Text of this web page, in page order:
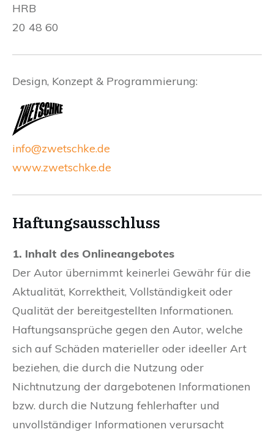
HRB
20 48 60
Design, Konzept & Programmierung:
info@zwetschke.de
www.zwetschke.de
Haftungsausschluss
1. Inhalt des Onlineangebotes
Der Autor übernimmt keinerlei Gewähr für die
Aktualität, Korrektheit, Vollständigkeit oder
Qualität der bereitgestellten Informationen.
Haftungsansprüche gegen den Autor, welche
sich auf Schäden materieller oder ideeller Art
beziehen, die durch die Nutzung oder
Nichtnutzung der dargebotenen Informationen
bzw. durch die Nutzung fehlerhafter und
unvollständiger Informationen verursacht